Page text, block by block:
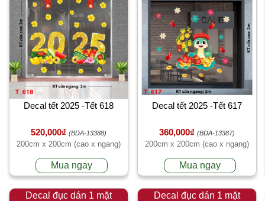
Decal tết 2025 -Tết 618
520,000₫ (BDA-13388)
200cm x 200cm (cao x ngang)
Mua ngay
Decal tết 2025 -Tết 617
360,000₫ (BDA-13387)
200cm x 200cm (cao x ngang)
Mua ngay
Decal đục dán 1 mặt Decal đục dán 1 mặt